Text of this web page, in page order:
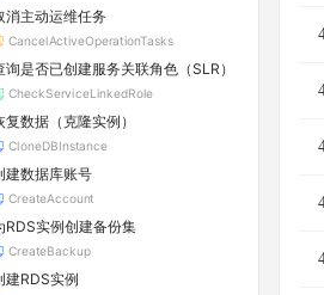
消主动运维任务
CancelActiveOperationTasks
询是否已创建服务关联角色（SLR）
CheckServiceLinkedRole
复数据（克隆实例）
CloneDBInstance
建数据库账号
CreateAccount
RDS实例创建备份集
CreateBackup
建RDS实例